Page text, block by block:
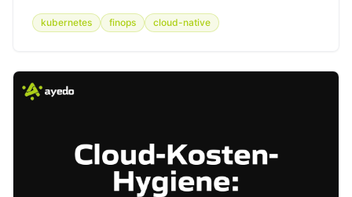
kubernetes finops cloud-native